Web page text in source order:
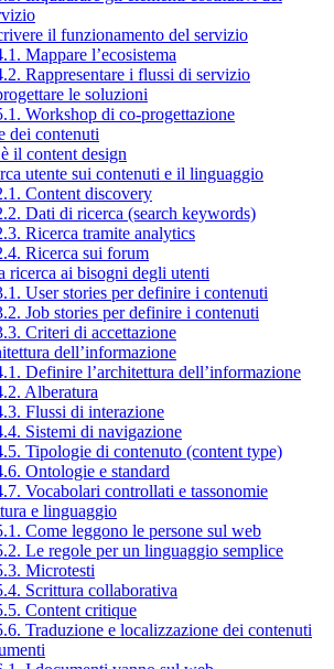
il funzionamento del servizio
Mappare l’ecosistema
Rappresentare i flussi di servizio
le soluzioni
Workshop di co-progettazione
dei contenuti
il content design
utente sui contenuti e il linguaggio
Content discovery
Dati di ricerca (search keywords)
Ricerca tramite analytics
Ricerca sui forum
ricerca ai bisogni degli utenti
User stories per definire i contenuti
Job stories per definire i contenuti
Criteri di accettazione
dell’informazione
Definire l’architettura dell’informazione
Alberatura
Flussi di interazione
Sistemi di navigazione
Tipologie di contenuto (content type)
Ontologie e standard
Vocabolari controllati e tassonomie
e linguaggio
Come leggono le persone sul web
Le regole per un linguaggio semplice
Microtesti
Scrittura collaborativa
Content critique
Traduzione e localizzazione dei contenuti